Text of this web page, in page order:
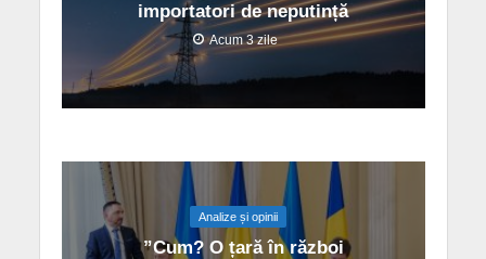
importatori de neputință
Acum 3 zile
Analize și opinii
”Cum? O țară în război